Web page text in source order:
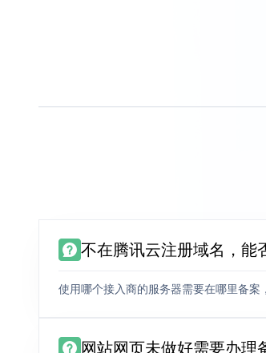
不在腾讯云注册域名，能
使用哪个接入商的服务器需要在哪里备案
网站网页未做好需要办理